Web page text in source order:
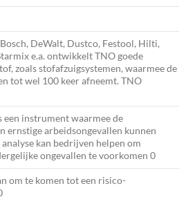
DeWalt, Dustco, Festool, Hilti,
e.a. ontwikkelt TNO goede
zoals stofafzuigsystemen, waarmee de
tot wel 100 keer afneemt. TNO
instrument waarmee de
ernstige arbeidsongevallen kunnen
kan bedrijven helpen om
ongevallen te voorkomen 0
om te komen tot een risico-